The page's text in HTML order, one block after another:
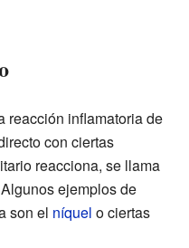
reacción inflamatoria de
con ciertas
reacciona, se llama
ejemplos de
son el níquel o ciertas